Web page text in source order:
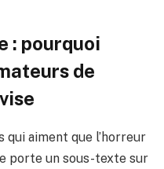
: pourquoi
de
aiment que l’horreur
porte un sous-texte sur